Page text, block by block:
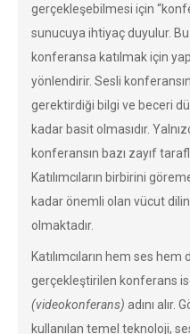
gerçekleşebilmesi için
sunucuya ihtiyaç duyulur. Bu
konferansa katılmak için
yönlendirir. Sesli
gerektirdiği bilgi ve beceri
kadar basit olmasıdır.
konferansın bazı zayıf
Katılımcıların birbirini
kadar önemli olan vücut
olmaktadır.
Katılımcıların hem ses
gerçekleştirilen konferans
(videokonferans) adını
kullanılan temel teknoloji,